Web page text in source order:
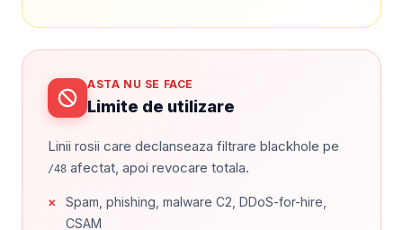
ASTA NU SE FACE
Limite de utilizare
Linii rosii care declanseaza filtrare blackhole pe
/48 afectat, apoi revocare totala.
×
Spam, phishing, malware C2, DDoS-for-hire,
CSAM